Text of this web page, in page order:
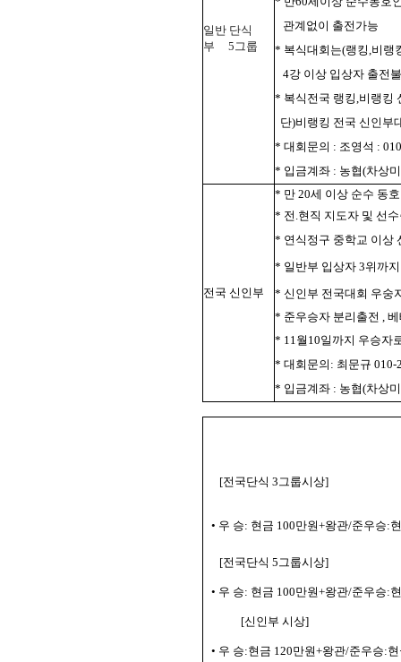
일반 단식
부
5그룹
관계없이 출전가능
* 복식대회는(랭킹,비랭
4강 이상 입상자 출전
* 복식전국 랭킹,비랭킹
단)비랭킹 전국 신인부
* 대회문의 : 조영석 :
* 입금계좌 : 농협(차상
전국 신인부
* 만 20세 이상 순수 동
* 전.현직 지도자 및 선
* 연식정구 중학교 이상
* 일반부 입상자 3위까
* 신인부 전국대회 우숭
* 준우승자 분리출전 ,
* 11월10일까지 우승자
* 대회문의: 최문규 010-
* 입금계좌 : 농협(차상
[전국단식 3그룹시상]
• 우 승: 현금 100만원+왕관/준우승:
[전국단식 5그룹시상]
• 우 승: 현금 100만원+왕관/준우승:
[신인부 시상]
• 우 승:현금 120만원+왕관/준우승: